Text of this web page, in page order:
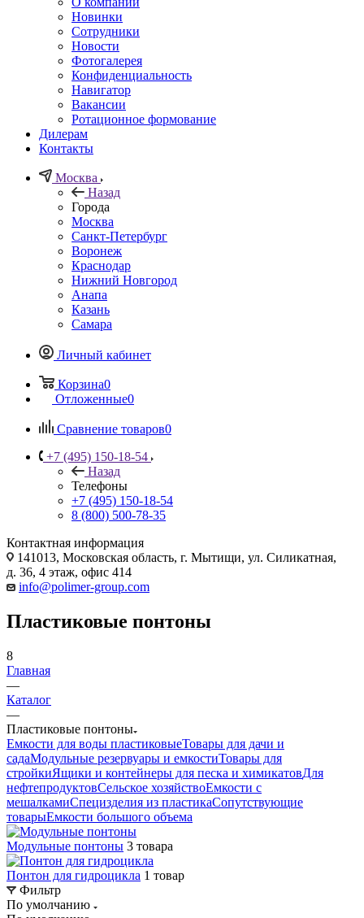
Новинки
Сотрудники
Новости
Фотогалерея
Конфиденциальность
Навигатор
Вакансии
Ротационное формование
Дилерам
Контакты
Москва
Назад
Города
Москва
Санкт-Петербург
Воронеж
Краснодар
Нижний Новгород
Анапа
Казань
Самара
Личный кабинет
Корзина0
Отложенные0
Сравнение товаров0
+7 (495) 150-18-54
Назад
Телефоны
+7 (495) 150-18-54
8 (800) 500-78-35
Контактная информация
141013, Московская область, г. Мытищи, ул. Силикатная,
д. 36, 4 этаж, офис 414
info@polimer-group.com
Пластиковые понтоны
8
Главная
—
Каталог
—
Пластиковые понтоны
Емкости для воды пластиковыеТовары для дачи и
садаМодульные резервуары и емкостиТовары для
стройкиЯщики и контейнеры для песка и химикатовДля
нефтепродуктовСельское хозяйствоЕмкости с
мешалкамиСпецизделия из пластикаСопутствующие
товарыЕмкости большого объема
Модульные понтоны 3 товара
Понтон для гидроцикла 1 товар
Фильтр
По умолчанию